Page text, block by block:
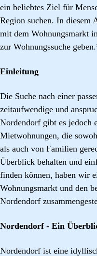
ein beliebtes Ziel für
Region suchen. In diesem
mit dem Wohnungsmarkt
zur Wohnungssuche
Einleitung
Die Suche nach einer
zeitaufwendige und
Nordendorf gibt es jedoch
Mietwohnungen, die
als auch von Familien
Überblick behalten und
finden können, haben wir
Wohnungsmarkt und den
Nordendorf
Nordendorf - Ein
Nordendorf ist eine